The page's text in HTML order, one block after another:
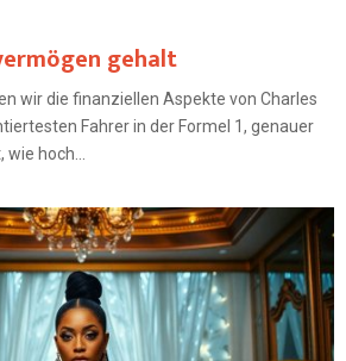
gehalt
wir die finanziellen Aspekte von Charles
Fahrer in der Formel 1, genauer
wie hoch...